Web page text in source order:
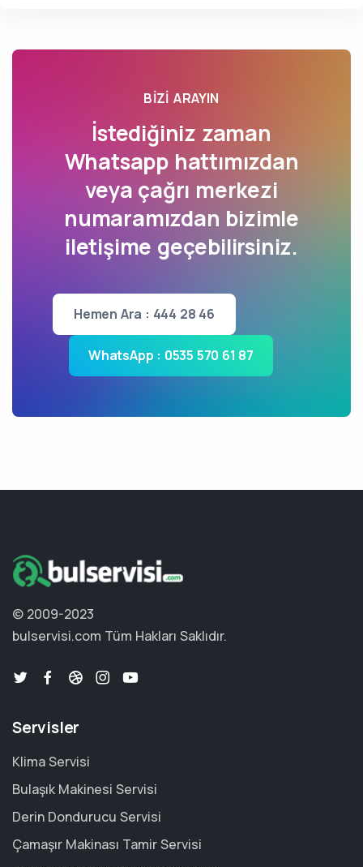
BIZI ARAYIN
İstediğiniz zaman
Whatsapp hattımızdan
veya çağrı merkezi
numaramızdan bizimle
iletişime geçebilirsiniz.
Hemen Ara : 444 28 46
WhatsApp : 0535 570 61 87
© 2009-2023
bulservisi.com Tüm Hakları Saklıdır.
Servisler
Klima Servisi
Bulaşık Makinesi Servisi
Derin Dondurucu Servisi
Çamaşır Makinası Tamir Servisi